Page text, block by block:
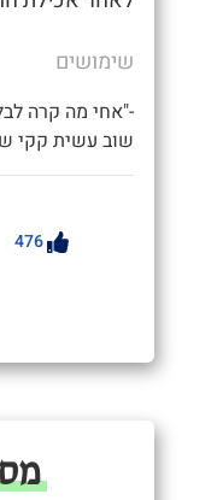
שימושים
-"אחי מה קרה
שוב עשית קקי
476